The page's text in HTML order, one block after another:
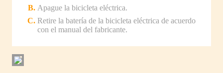
Apague la bicicleta eléctrica.
Retire la batería de la bicicleta eléctrica de acuerdo
con el manual del fabricante.